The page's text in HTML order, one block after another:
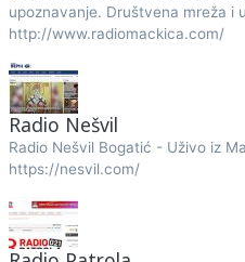
upoznavanje. Društvena mreža i
http://www.radiomackica.com/
Radio Nešvil
Radio Nešvil Bogatić - Uživo iz
https://nesvil.com/